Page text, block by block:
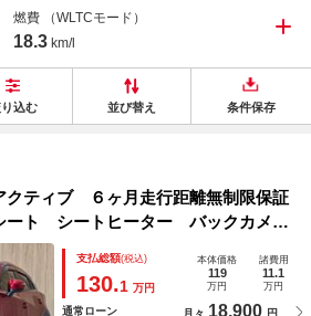
燃費 （WLTCモード）
18.3 km/l
込む 並び替え 条件保存
ティブ ６ヶ月走行距離無制限保証
ト シートヒーター バックカメ
ライト 純正ＳＤナビ レーダーク
ラインドスポットモニター Ｂｌｕｅ
支払総額(税込)
130.1 万円
本体価格
119
万円
諸費用
11.1
万円
通常ローン 月々 18,900 円